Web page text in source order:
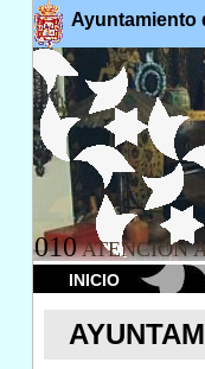
Ayuntamiento
010 ATENCION
INICIO